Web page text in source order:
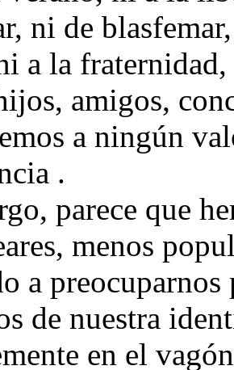
ni de
a la
amigos,
a ningún
.
parece que
menos
a preocuparnos
de nuestra
en el